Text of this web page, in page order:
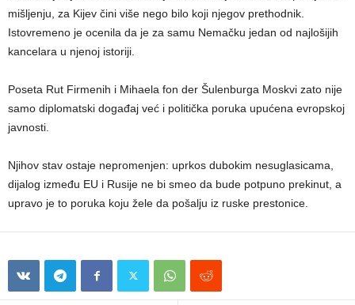
mišljenju, za Kijev čini više nego bilo koji njegov prethodnik.
Istovremeno je ocenila da je za samu Nemačku jedan od najlošijih
kancelara u njenoj istoriji.
Poseta Rut Firmenih i Mihaela fon der Šulenburga Moskvi zato nije
samo diplomatski događaj već i politička poruka upućena evropskoj
javnosti.
Njihov stav ostaje nepromenjen: uprkos dubokim nesuglasicama,
dijalog između EU i Rusije ne bi smeo da bude potpuno prekinut, a
upravo je to poruka koju žele da pošalju iz ruske prestonice.